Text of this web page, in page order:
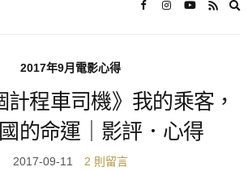
2017年9月電影心得
計程車司機》我的乘客，
的命運｜影評．心得
2017-09-11 2 則留言